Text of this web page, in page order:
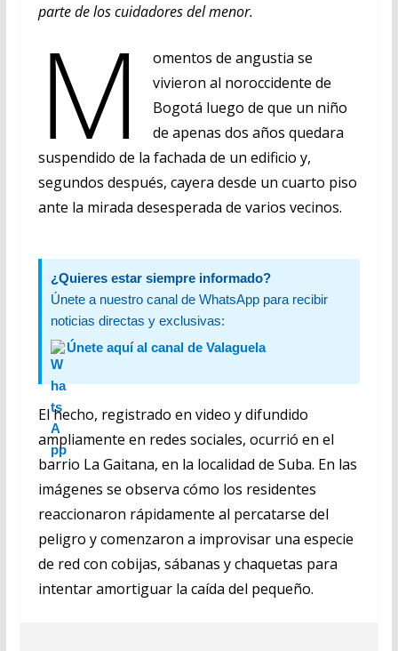
parte de los cuidadores del menor.
M
omentos de angustia se
vivieron al noroccidente de
Bogotá luego de que un niño
de apenas dos años quedara
suspendido de la fachada de un edificio y,
segundos después, cayera desde un cuarto piso
ante la mirada desesperada de varios vecinos.
¿Quieres estar siempre informado?
Únete a nuestro canal de WhatsApp para recibir
noticias directas y exclusivas:
Únete aquí al canal de Valaguela
El hecho, registrado en video y difundido
ampliamente en redes sociales, ocurrió en el
barrio La Gaitana, en la localidad de Suba. En las
imágenes se observa cómo los residentes
reaccionaron rápidamente al percatarse del
peligro y comenzaron a improvisar una especie
de red con cobijas, sábanas y chaquetas para
intentar amortiguar la caída del pequeño.